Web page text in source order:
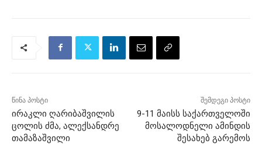
წინა პოსტი
ირაკლი ღარიბაშვილის
ცოლის ძმა, ალექსანდრე
თამაზაშვილი
შემდეგი პოსტი
9-11 მაისს საქართველოში
მოსალოდნელი ამინდის
შესახებ გარემოს